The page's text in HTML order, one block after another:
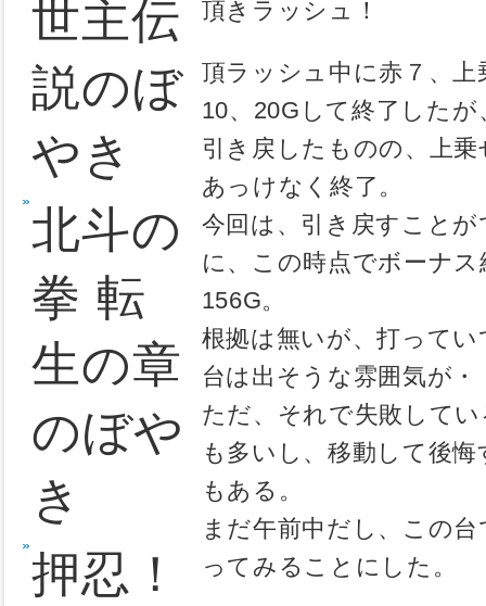
ぼやき
北斗の
拳 世
紀末救
世主伝
説のぼ
枚余ったコ
88G目で前
仕方なく、
けると、
RB。
RB消化中
ただけなの
頂きラッシ
頂ラッシュ
10、20Gし